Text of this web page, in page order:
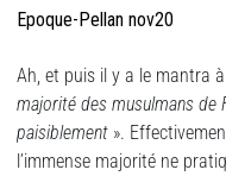
Epoque-Pellan nov20
Ah, et puis il y a le mantra
majorité des musulmans de
paisiblement ».
l’immense majorité ne